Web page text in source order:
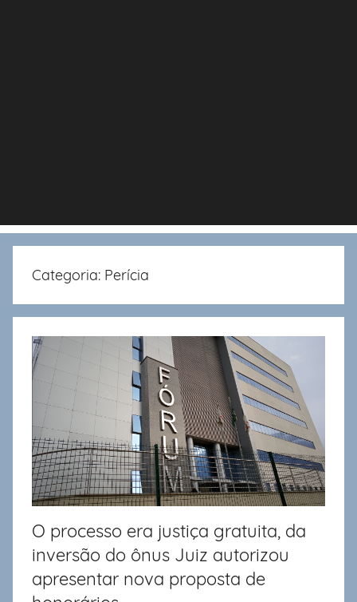
Categoria: Perícia
O processo era justiça gratuita, da
inversão do ônus Juiz autorizou
apresentar nova proposta de